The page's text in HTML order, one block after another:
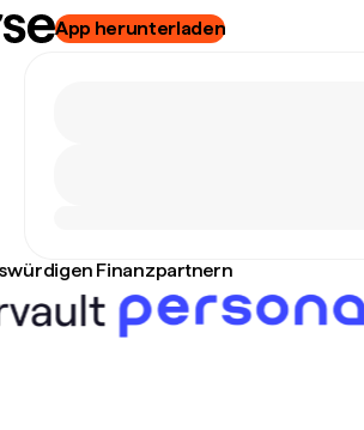
App herunterladen
Finanzpartnern